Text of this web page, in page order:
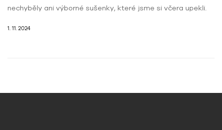
nechyběly ani výborné sušenky, které jsme si včera upekli.
1. 11. 2024